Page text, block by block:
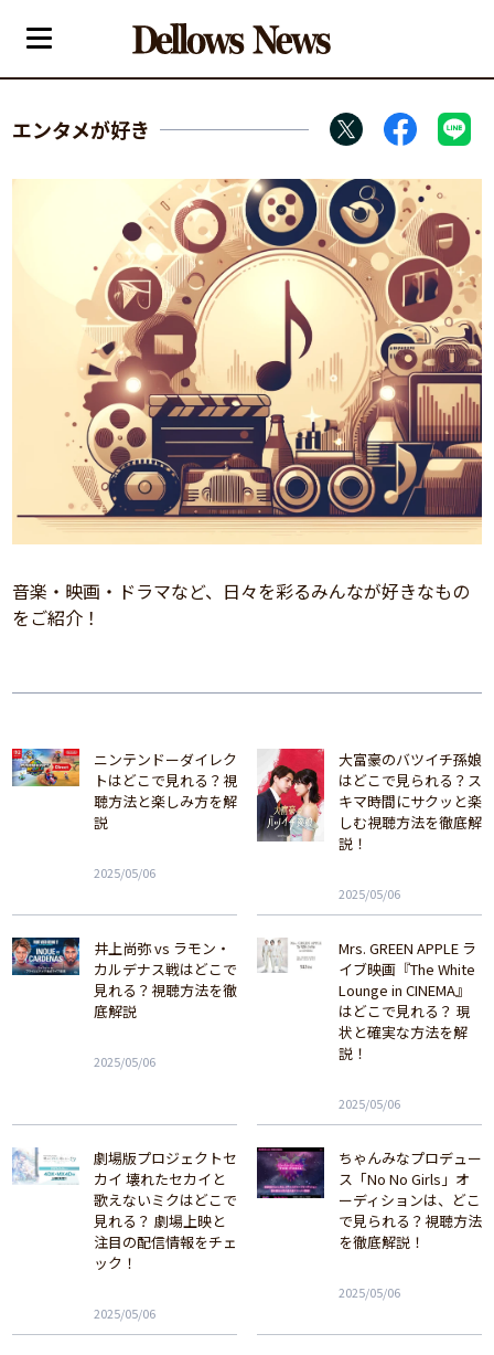
エンタメが好き
音楽・映画・ドラマなど、日々を彩るみんなが好きなもの
をご紹介！
ニンテンドーダイレク
トはどこで見れる？視
聴方法と楽しみ方を解
説
2025/05/06
大富豪のバツイチ孫娘
はどこで見られる？ス
キマ時間にサクッと楽
しむ視聴方法を徹底解
説！
2025/05/06
井上尚弥 vs ラモン・
カルデナス戦はどこで
見れる？視聴方法を徹
底解説
2025/05/06
Mrs. GREEN APPLE ラ
イブ映画『The White
Lounge in CINEMA』
はどこで見れる？ 現
状と確実な方法を解
説！
2025/05/06
劇場版プロジェクトセ
カイ 壊れたセカイと
歌えないミクはどこで
見れる？ 劇場上映と
注目の配信情報をチェ
ック！
2025/05/06
ちゃんみなプロデュー
ス「No No Girls」オ
ーディションは、どこ
で見られる？視聴方法
を徹底解説！
2025/05/06